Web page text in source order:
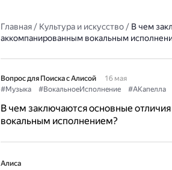
Главная/ Культура и искусство/ В чем
аккомпанированным вокальным
Вопрос для Поиска с Алисой
16 мая
#Музыка
#ВокальноеИсполнение #АКапелла
В чем заключаются основные
вокальным исполнением?
Алиса